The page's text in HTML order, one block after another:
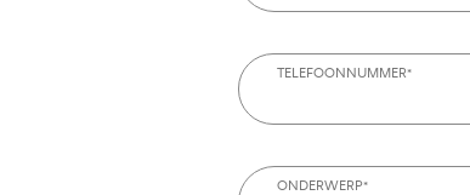
TELEFOONNUMMER*
ONDERWERP*